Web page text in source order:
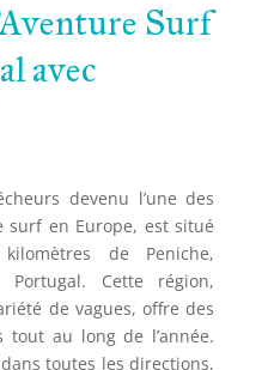
Surf
avec
devenu l’une des
surf en Europe, est situé
de Peniche,
Cette région,
de vagues, offre des
au long de l’année.
toutes les directions,